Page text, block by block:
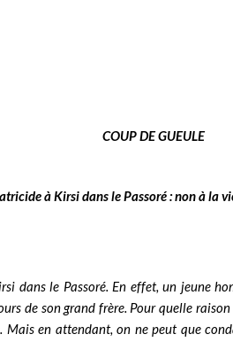
COUP DE GUEULE
à Kirsi dans le Passoré : non à la
dans le Passoré. En effet, un jeune
de son grand frère. Pour quelle
Mais en attendant, on ne peut que